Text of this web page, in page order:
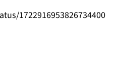
1722916953826734400